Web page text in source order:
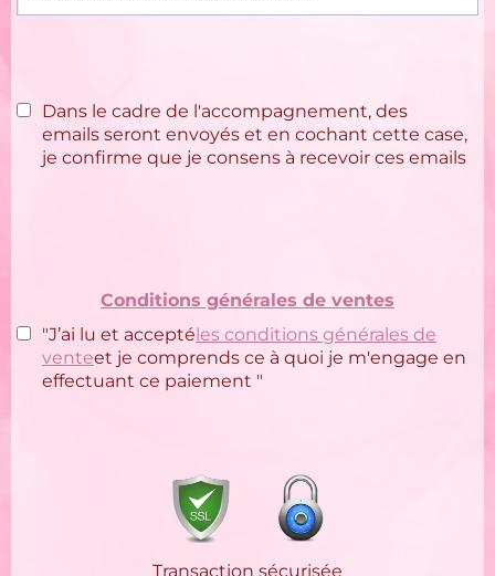
Dans le cadre de l'accompagnement, des
emails seront envoyés et en cochant cette case,
je confirme que je consens à recevoir ces emails
Conditions générales de ventes
"J’ai lu et acceptéles conditions générales de
venteet je comprends ce à quoi je m'engage en
effectuant ce paiement "
Transaction sécurisée